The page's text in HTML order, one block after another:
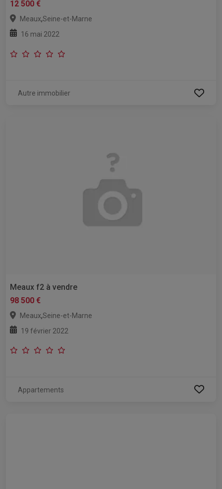
12 500 €
Meaux,Seine-et-Marne
16 mai 2022
Autre immobilier
Meaux f2 à vendre
98 500 €
Meaux,Seine-et-Marne
19 février 2022
Appartements